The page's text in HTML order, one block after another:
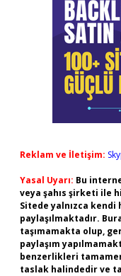
Reklam ve İletişim:
Yasal Uyarı: Bu
veya şahıs şirketi ile
Sitede yalnızca kendi
paylaşılmaktadır.
taşımamakta olup,
paylaşım
benzerlikleri
taslak halindedir ve